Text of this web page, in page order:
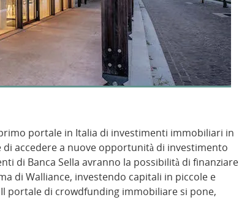
portale in Italia di investimenti immobiliari in
accedere a nuove opportunità di investimento
di Banca Sella avranno la possibilità di finanziare
di Walliance, investendo capitali in piccole e
portale di crowdfunding immobiliare si pone,